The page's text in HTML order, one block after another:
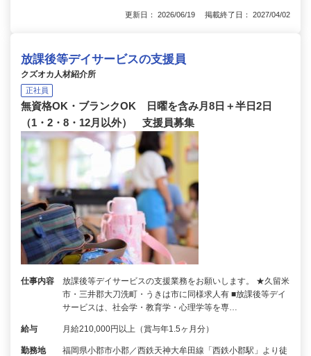
更新日： 2026/06/19 掲載終了日： 2027/04/02
放課後等デイサービスの支援員
クズオカ人材紹介所
正社員
無資格OK・ブランクOK 日曜を含み月8日＋半日2日
（1・2・8・12月以外） 支援員募集
仕事内容
放課後等デイサービスの支援業務をお願いします。 ★久留米
市・三井郡大刀洗町・うきは市に同様求人有 ■放課後等デイ
サービスは、社会学・教育学・心理学等を専…
給与 月給210,000円以上（賞与年1.5ヶ月分）
勤務地
福岡県小郡市小郡／西鉄天神大牟田線「西鉄小郡駅」より徒